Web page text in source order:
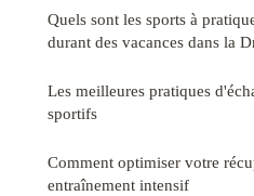
Quels sont les sports à
durant des vacances dans la
Les meilleures pratiques
sportifs
Comment optimiser votre
entraînement intensif